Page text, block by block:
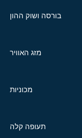
בורסה ושוק ההון
מזג האוויר
מכוניות
תעופה קלה